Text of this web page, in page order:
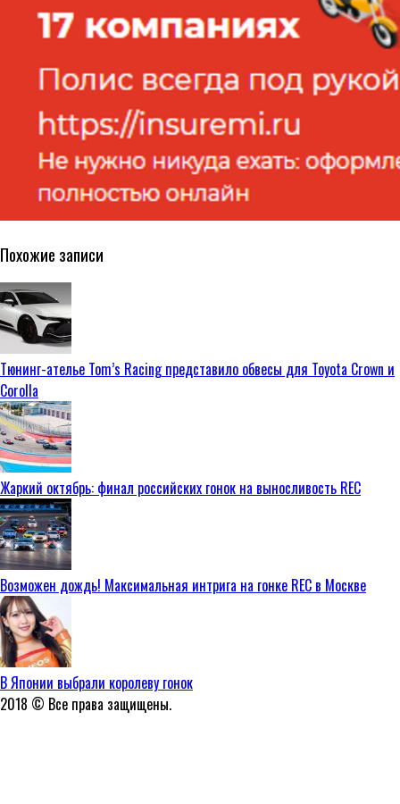
Похожие записи
Тюнинг-ателье Tom’s Racing представило обвесы для Toyota Crown и
Corolla
Жаркий октябрь: финал российских гонок на выносливость REC
Возможен дождь! Максимальная интрига на гонке REC в Москве
В Японии выбрали королеву гонок
2018 © Все права защищены.